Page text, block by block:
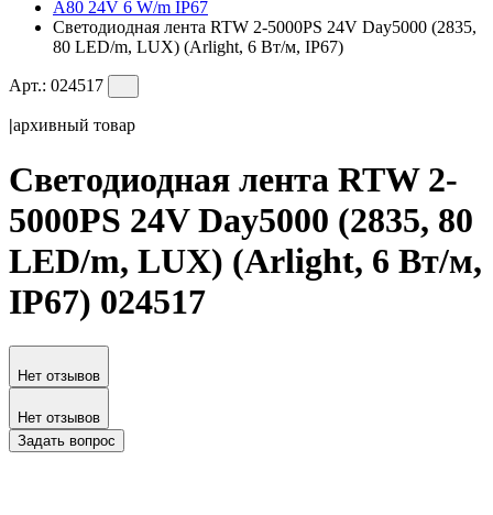
A80 24V 6 W/m IP67
Светодиодная лента RTW 2-5000PS 24V Day5000 (2835,
80 LED/m, LUX) (Arlight, 6 Вт/м, IP67)
Арт.: 024517
|архивный товар
Светодиодная лента RTW 2-
5000PS 24V Day5000 (2835, 80
LED/m, LUX) (Arlight, 6 Вт/м,
IP67) 024517
Нет отзывов
Нет отзывов
Задать вопрос